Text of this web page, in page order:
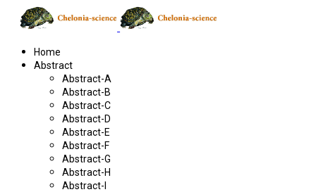
Home
Abstract
Abstract-A
Abstract-B
Abstract-C
Abstract-D
Abstract-E
Abstract-F
Abstract-G
Abstract-H
Abstract-I